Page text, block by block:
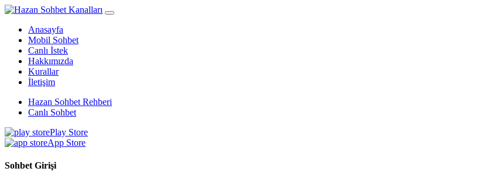
Anasayfa
Mobil Sohbet
Canlı İstek
Hakkımızda
Kurallar
İletişim
Hazan Sohbet Rehberi
Canlı Sohbet
Play Store
App Store
Sohbet Girişi